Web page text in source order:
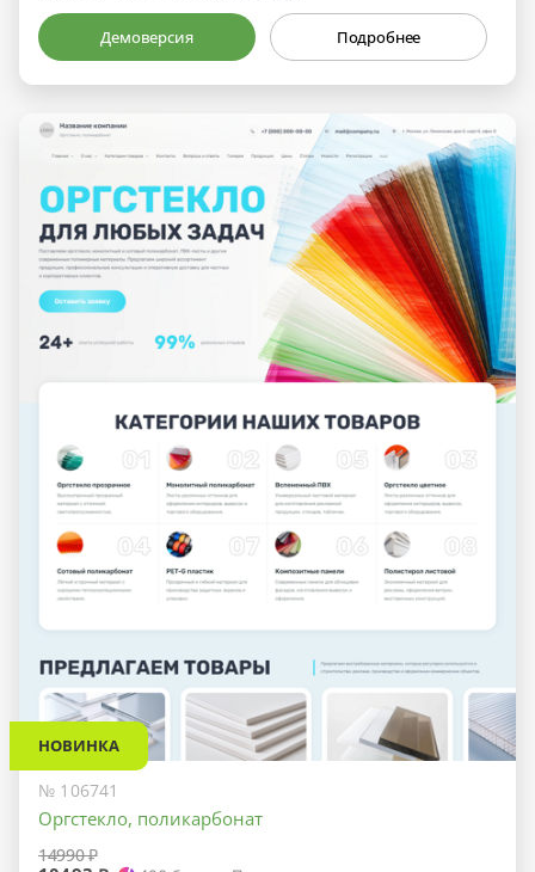
Демоверсия Подробнее
НОВИНКА
№ 106741
Оргстекло, поликарбонат
14990 ₽